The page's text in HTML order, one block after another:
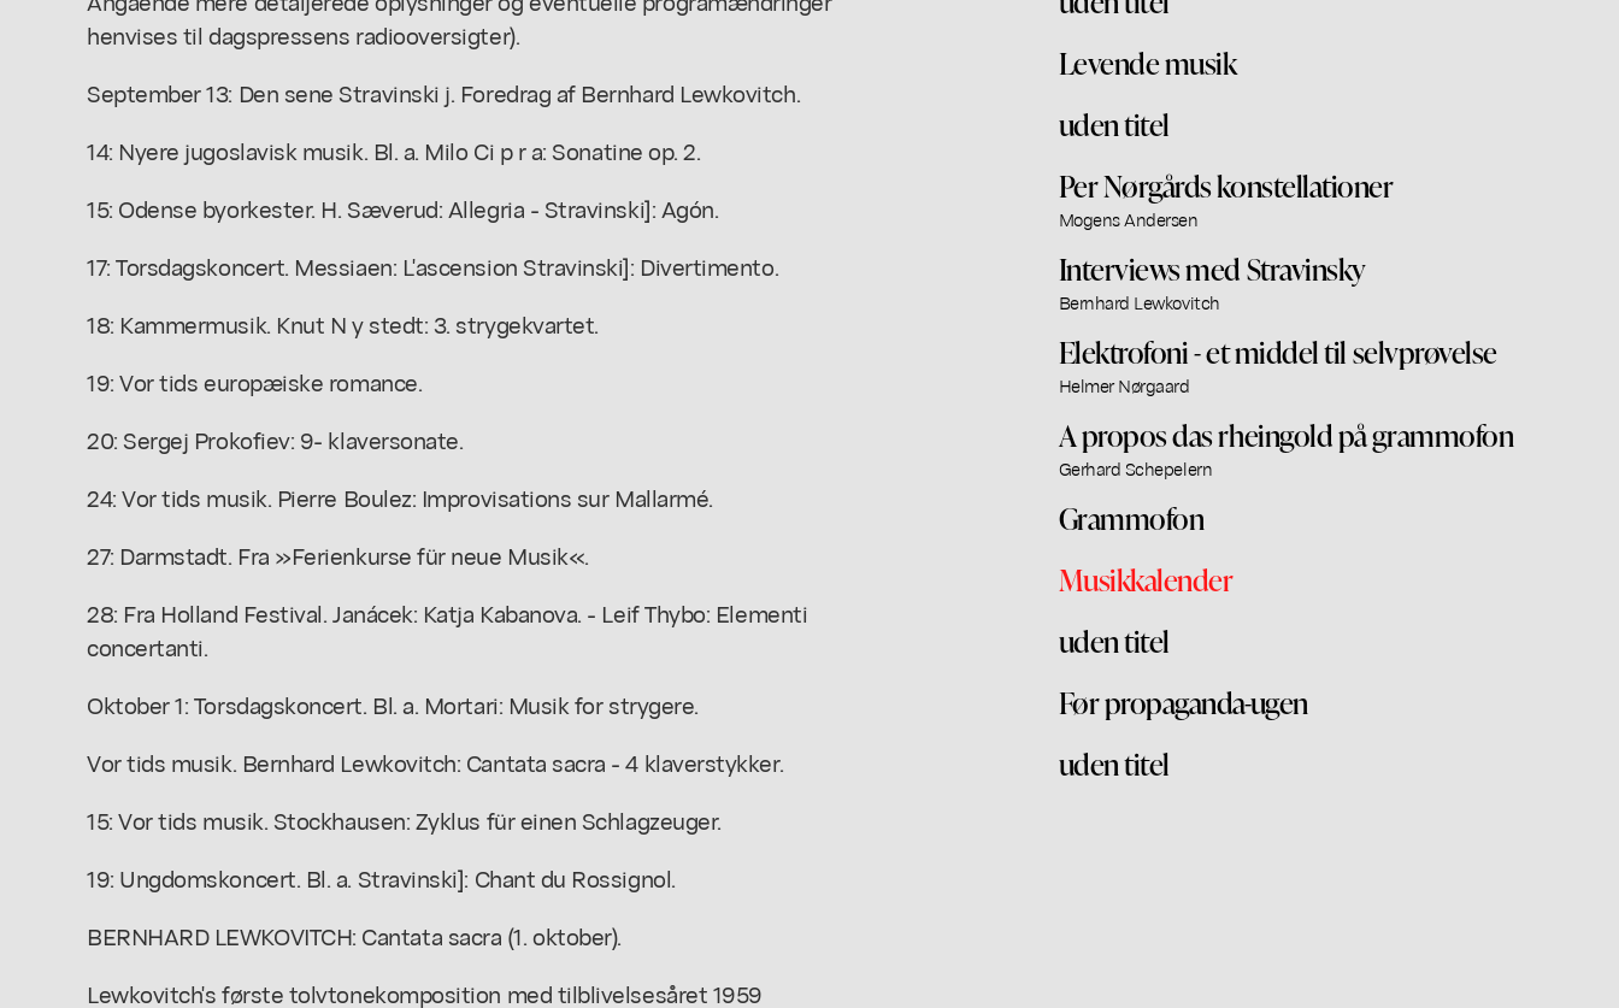
henvises til dagspressens radiooversigter).
September 13: Den sene Stravinski j. Foredrag af Bernhard Lewkovitch.
14: Nyere jugoslavisk musik. Bl. a. Milo Ci p r a: Sonatine op. 2.
15: Odense byorkester. H. Sæverud: Allegria - Stravinski]: Agón.
17: Torsdagskoncert. Messiaen: L'ascension Stravinski]: Divertimento.
18: Kammermusik. Knut N y stedt: 3. strygekvartet.
19: Vor tids europæiske romance.
20: Sergej Prokofiev: 9- klaversonate.
24: Vor tids musik. Pierre Boulez: Improvisations sur Mallarmé.
27: Darmstadt. Fra »Ferienkurse für neue Musik«.
28: Fra Holland Festival. Janácek: Katja Kabanova. - Leif Thybo: Elementi
concertanti.
Oktober 1: Torsdagskoncert. Bl. a. Mortari: Musik for strygere.
Vor tids musik. Bernhard Lewkovitch: Cantata sacra - 4 klaverstykker.
15: Vor tids musik. Stockhausen: Zyklus für einen Schlagzeuger.
19: Ungdomskoncert. Bl. a. Stravinski]: Chant du Rossignol.
BERNHARD LEWKOVITCH: Cantata sacra (1. oktober).
Lewkovitch's første tolvtonekomposition med tilblivelsesåret 1959
Levende musik
uden titel
Per Nørgårds konstellationer
Mogens Andersen
Interviews med Stravinsky
Bernhard Lewkovitch
Elektrofoni - et middel til selvprøvelse
Helmer Nørgaard
A propos das rheingold på grammofon
Gerhard Schepelern
Grammofon
Musikkalender
uden titel
Før propaganda-ugen
uden titel